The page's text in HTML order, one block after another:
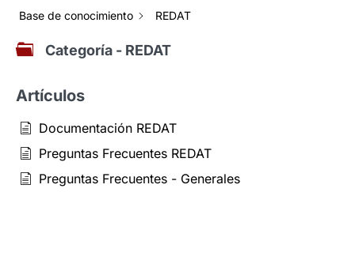
Base de conocimiento REDAT
Categoría - REDAT
Artículos
Documentación REDAT
Preguntas Frecuentes REDAT
Preguntas Frecuentes - Generales